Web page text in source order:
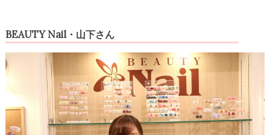
BEAUTY Nail・山下さん